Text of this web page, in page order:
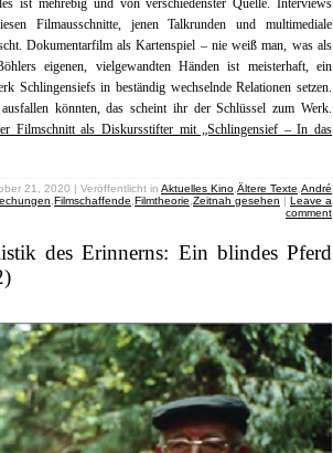
ist mehrebig und von verschiedenster Quelle. Interviews
Filmausschnitte, jenen Talkrunden und multimediale
Dokumentarfilm als Kartenspiel – nie weiß man, was als
eigenen, vielgewandten Händen ist meisterhaft, ein
Schlingensiefs in beständig wechselnde Relationen setzen.
könnten, das scheint ihr der Schlüssel zum Werk.
Filmschnitt als Diskursstifter mit „Schlingensief – In das
21, 2020 | Veröffentlicht in Aktuelles Kino Ältere Texte André
Filmschaffende Filmtheorie Zeitnah gesehen | Leave a
comment
des Erinnerns: Ein blindes Pferd